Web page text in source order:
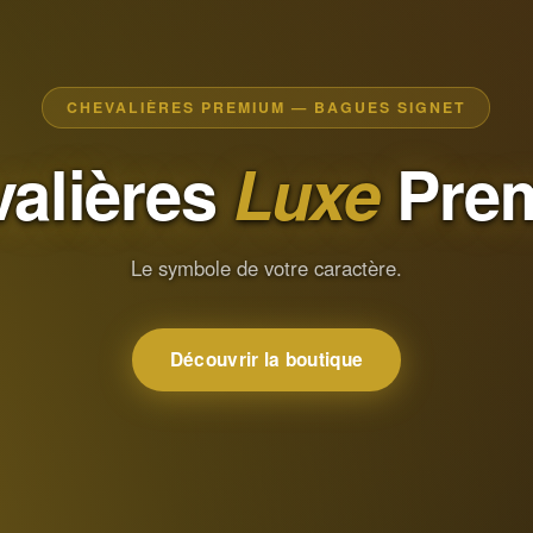
CHEVALIÈRES PREMIUM — BAGUES SIGNET
Luxe
Le symbole de votre caractère.
Découvrir la boutique